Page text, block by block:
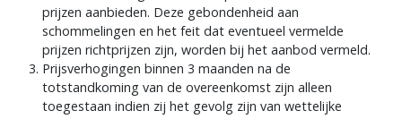
prijzen aanbieden. Deze gebondenheid aan
schommelingen en het feit dat eventueel vermelde
prijzen richtprijzen zijn, worden bij het aanbod vermeld.
Prijsverhogingen binnen 3 maanden na de
totstandkoming van de overeenkomst zijn alleen
toegestaan indien zij het gevolg zijn van wettelijke